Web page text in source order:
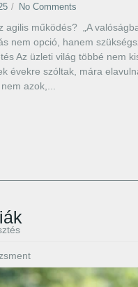
/ No Comments
agilis működés? „A
nem opció, hanem
Az üzleti világ többé nem
évekre szóltak, mára
azok,...